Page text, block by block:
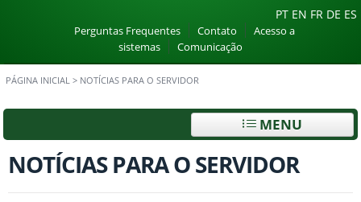
PT EN FR DE ES
Perguntas Frequentes Contato
Acesso a
sistemas
Comunicação
PÁGINA INICIAL > NOTÍCIAS PARA O SERVIDOR
MENU
NOTÍCIAS PARA O SERVIDOR